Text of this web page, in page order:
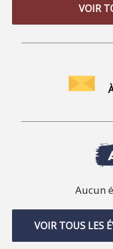
VOIR
Aucun
VOIR TOUS LES